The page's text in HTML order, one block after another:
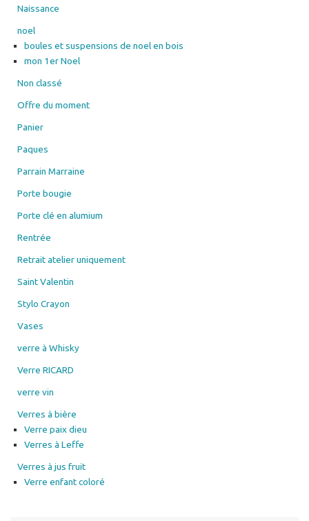
Naissance
noel
boules et suspensions de noel en bois
mon 1er Noel
Non classé
Offre du moment
Panier
Paques
Parrain Marraine
Porte bougie
Porte clé en alumium
Rentrée
Retrait atelier uniquement
Saint Valentin
Stylo Crayon
Vases
verre à Whisky
Verre RICARD
verre vin
Verres à bière
Verre paix dieu
Verres à Leffe
Verres à jus fruit
Verre enfant coloré